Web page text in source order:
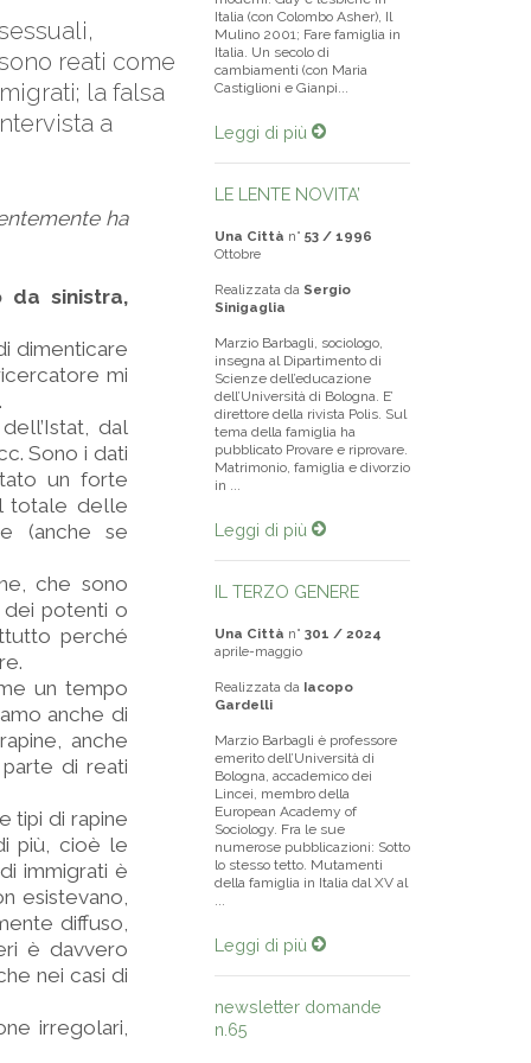
reati come
la falsa
a
ha
da sinistra,
dimenticare
mi
dal
Sono i dati
un forte
totale delle
(anche se
che sono
dei potenti o
perché
un tempo
anche di
anche
di reati
tipi di rapine
più, cioè le
immigrati è
esistevano,
diffuso,
è davvero
nei casi di
irregolari,
Italia (con Colombo Asher), Il
Mulino 2001; Fare famiglia in
Italia. Un secolo di
cambiamenti (con Maria
Castiglioni e Gianpi...
Leggi di più
LE LENTE NOVITA’
Una Città n° 53 / 1996
Ottobre
Realizzata da Sergio
Sinigaglia
Marzio Barbagli, sociologo,
insegna al Dipartimento di
Scienze dell’educazione
dell’Università di Bologna. E’
direttore della rivista Polis. Sul
tema della famiglia ha
pubblicato Provare e riprovare.
Matrimonio, famiglia e divorzio
in ...
Leggi di più
IL TERZO GENERE
Una Città n° 301 / 2024
aprile-maggio
Realizzata da Iacopo
Gardelli
Marzio Barbagli è professore
emerito dell’Università di
Bologna, accademico dei
Lincei, membro della
European Academy of
Sociology. Fra le sue
numerose pubblicazioni: Sotto
lo stesso tetto. Mutamenti
della famiglia in Italia dal XV al
...
Leggi di più
newsletter domande
n.65